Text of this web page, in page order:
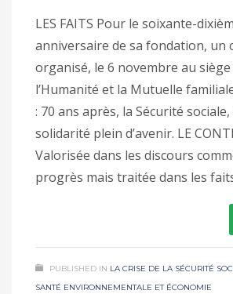
LES FAITS Pour le soixante-
anniversaire de sa fondation, un
organisé, le 6 novembre au siège
l’Humanité et la Mutuelle
: 70 ans après, la Sécurité
solidarité plein d’avenir. LE
Valorisée dans les discours
progrès mais traitée dans les
PUBLISHED IN LA CRISE DE LA SÉCURITÉ
SANTÉ ENVIRONNEMENTALE ET ÉCONOMIE